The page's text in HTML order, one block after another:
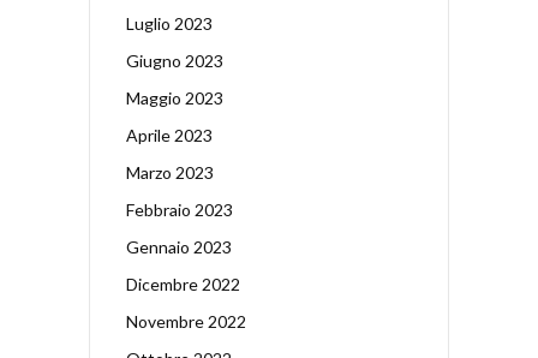
Luglio 2023
Giugno 2023
Maggio 2023
Aprile 2023
Marzo 2023
Febbraio 2023
Gennaio 2023
Dicembre 2022
Novembre 2022